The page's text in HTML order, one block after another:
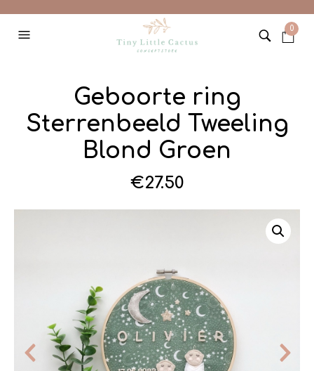
0
Geboorte ring
Sterrenbeeld Tweeling
Blond Groen
€27.50